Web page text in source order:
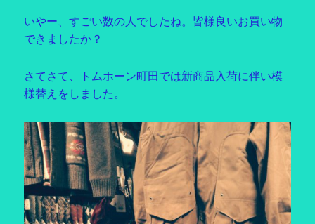
いやー、すごい数の人でしたね。皆様良いお買い物
できましたか？
さてさて、トムホーン町田では新商品入荷に伴い模
様替えをしました。